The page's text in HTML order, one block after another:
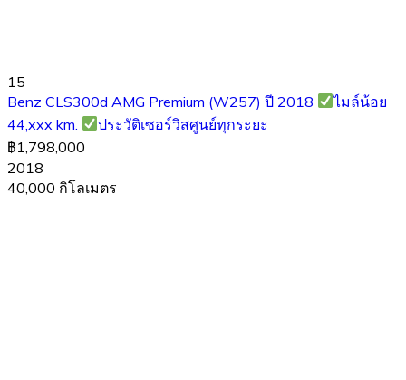
15
Benz CLS300d AMG Premium (W257) ปี 2018
ไมล์น้อย
44,xxx km.
ประวัติเซอร์วิสศูนย์ทุกระยะ
฿1,798,000
2018
40,000 กิโลเมตร